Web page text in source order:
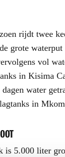
rijdt twee
grote
vol
in Kisima
water
in
is 5.000 liter